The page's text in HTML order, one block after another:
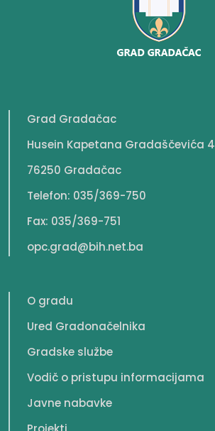
Grad Gradačac
Husein Kapetana Gradaščevića 4
76250 Gradačac
Telefon: 035/369-750
Fax: 035/369-751
opc.grad@bih.net.ba
O gradu
Ured Gradonačelnika
Gradske službe
Vodič o pristupu informacijama
Javne nabavke